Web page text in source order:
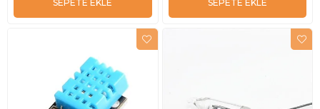
SEPETE EKLE SEPETE EKLE